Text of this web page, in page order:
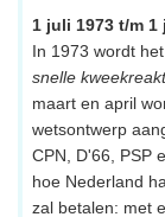
1 juli 1973 t/m 1
In 1973 wordt
snelle
maart en april
wetsontwerp
CPN, D'66, PSP
hoe Nederland
zal betalen: met